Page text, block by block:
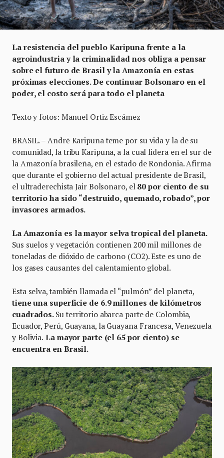
La resistencia del pueblo Karipuna frente a la
agroindustria y la criminalidad nos obliga a pensar
sobre el futuro de Brasil y la Amazonía en estas
próximas elecciones. De continuar Bolsonaro en el
poder, el costo será para todo el planeta
Texto y fotos: Manuel Ortiz Escámez
BRASIL. – Andrē Karipuna teme por su vida y la de su
comunidad, la tribu Karipuna, a la cual lidera en el sur de
la Amazonía brasileña, en el estado de Rondonia. Afirma
que durante el gobierno del actual presidente de Brasil,
el ultraderechista Jair Bolsonaro, el 80 por ciento de su
territorio ha sido “destruido, quemado, robado”, por
invasores armados.
La Amazonía es la mayor selva tropical del planeta.
Sus suelos y vegetación contienen 200 mil millones de
toneladas de dióxido de carbono (CO2). Este es uno de
los gases causantes del calentamiento global.
Esta selva, también llamada el “pulmón” del planeta,
tiene una superficie de 6.9 millones de kilómetros
cuadrados. Su territorio abarca parte de Colombia,
Ecuador, Perú, Guayana, la Guayana Francesa, Venezuela
y Bolivia. La mayor parte (el 65 por ciento) se
encuentra en Brasil.